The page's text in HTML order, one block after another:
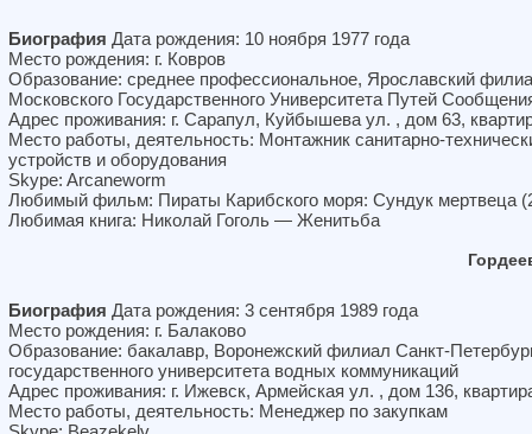
Биография Дата рождения: 10 ноября 1977 года
Место рождения: г. Ковров
Образование: среднее профессиональное, Ярославский
Московского Государственного Университета Путей
Адрес проживания: г. Сарапул, Куйбышева ул. , дом 63,
Место работы, деятельность: Монтажник санитарно-
устройств и оборудования
Skype: Arcaneworm
Любимый фильм: Пираты Карибского моря: Сундук мертвеца
Любимая книга: Николай Гоголь — Женитьба
Биография Дата рождения: 3 сентября 1989 года
Место рождения: г. Балаково
Образование: бакалавр, Воронежский филиал Санкт-
государственного университета водных коммуникаций
Адрес проживания: г. Ижевск, Армейская ул. , дом 136,
Место работы, деятельность: Менеджер по закупкам